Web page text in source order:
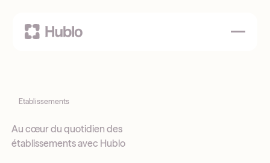
Etablissements
Au cœur du quotidien des
établissements avec Hublo